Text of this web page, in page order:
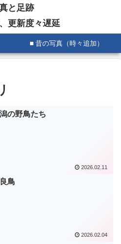
と足跡
更新度々遅延
■ 昔の写真（時々追加）
の野鳥たち
2026.02.11
鳥
2026.02.04